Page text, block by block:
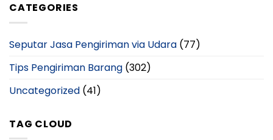
CATEGORIES
Seputar Jasa Pengiriman via Udara (77)
Tips Pengiriman Barang (302)
Uncategorized (41)
TAG CLOUD